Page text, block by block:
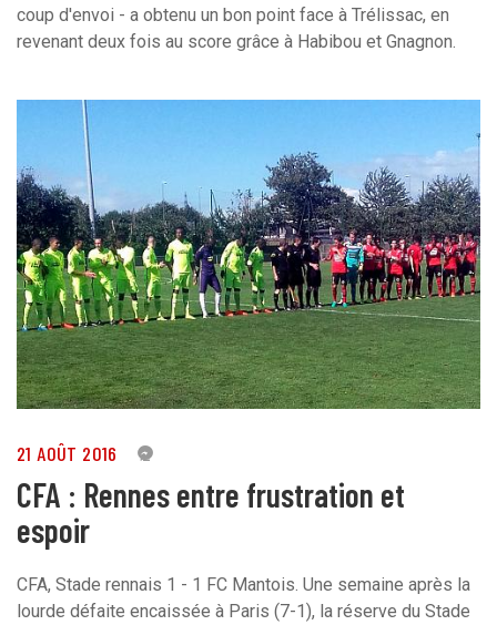
coup d'envoi - a obtenu un bon point face à Trélissac, en
revenant deux fois au score grâce à Habibou et Gnagnon.
21 AOÛT 2016 2
CFA : Rennes entre frustration et
espoir
CFA, Stade rennais 1 - 1 FC Mantois. Une semaine après la
lourde défaite encaissée à Paris (7-1), la réserve du Stade